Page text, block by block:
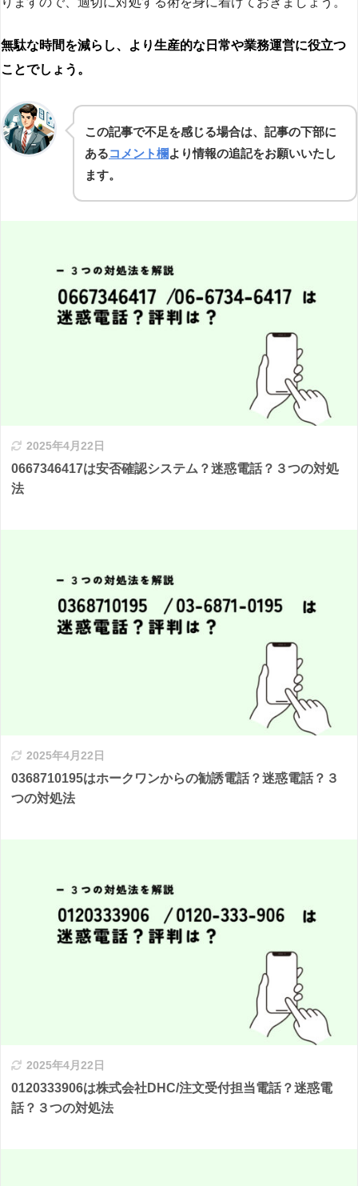
無駄な時間を減らし、より生産的な日常や業務運営に役立つ
ことでしょう。
この記事で不足を感じる場合は、記事の下部に
あるコメント欄より情報の追記をお願いいたし
ます。
2025年4月22日
0667346417は安否確認システム？迷惑電話？３つの対処
法
2025年4月22日
0368710195はホークワンからの勧誘電話？迷惑電話？３
つの対処法
2025年4月22日
0120333906は株式会社DHC/注文受付担当電話？迷惑電
話？３つの対処法